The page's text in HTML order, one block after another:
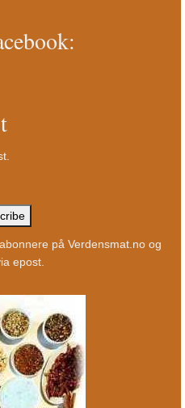
på Verdensmat.no og
epost.